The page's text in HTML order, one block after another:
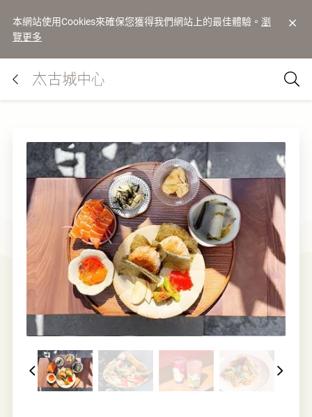
本網站使用Cookies來確保您獲得我們網站上的最佳體驗。 瀏
覽更多